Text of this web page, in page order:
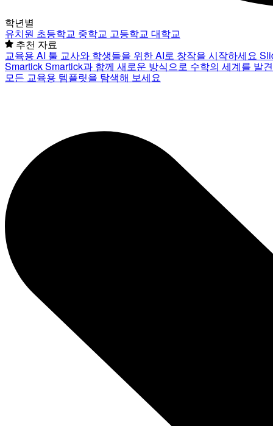
학년별
유치원 초등학교 중학교 고등학교 대학교
추천 자료
교육용 AI 툴 교사와 학생들을 위한 AI로 창작을 시작하세요
SmartickSmartick과 함께 새로운 방식으로 수학의 세계를 발
모든 교육용 템플릿을 탐색해 보세요